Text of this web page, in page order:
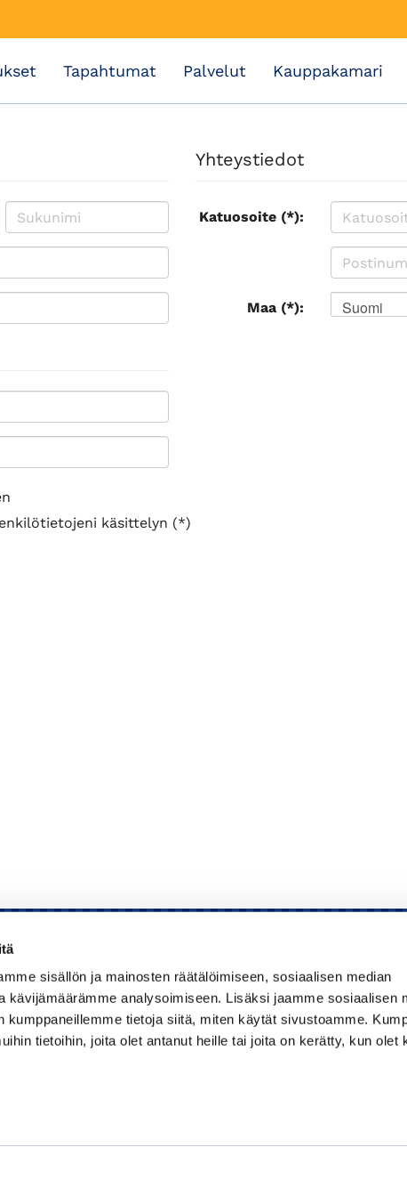
sisällön ja mainosten räätälöimiseen, sosiaalisen median
kävijämäärämme analysoimiseen. Lisäksi jaamme sosiaalisen
kumppaneillemme tietoja siitä, miten käytät sivustoamme.
tietoihin, joita olet antanut heille tai joita on kerätty, kun olet
Tapahtumat Palvelut Kauppakamari
Yhteystiedot
Katuosoite (*):
Maa (*): Suomi
käsittelyn (*)
Kauppakamari
Koulutukset ja tapahtumat